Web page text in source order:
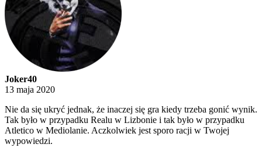
Joker40
13 maja 2020
Nie da się ukryć jednak, że inaczej się gra kiedy trzeba gonić wynik.
Tak było w przypadku Realu w Lizbonie i tak było w przypadku
Atletico w Mediolanie. Aczkolwiek jest sporo racji w Twojej
wypowiedzi.